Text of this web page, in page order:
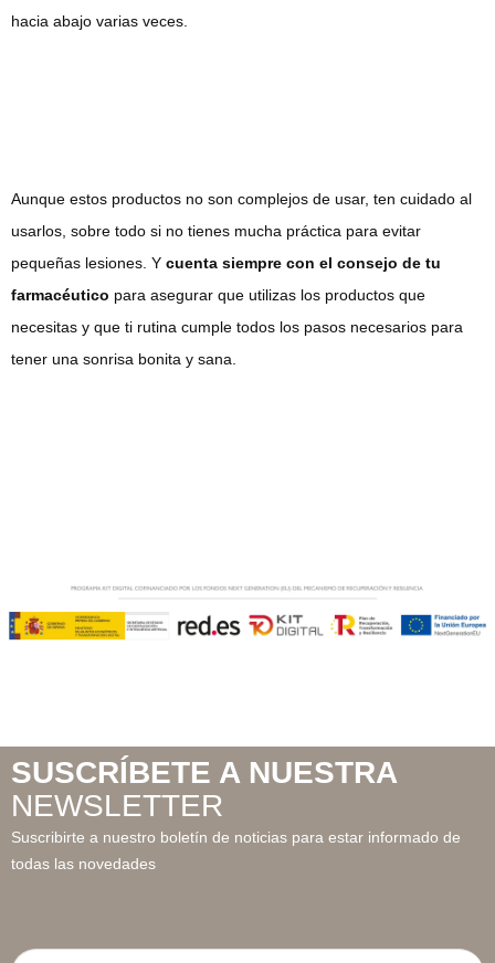
hacia abajo varias veces.
Aunque estos productos no son complejos de usar, ten cuidado al
usarlos, sobre todo si no tienes mucha práctica para evitar
pequeñas lesiones. Y cuenta siempre con el consejo de tu
farmacéutico para asegurar que utilizas los productos que
necesitas y que ti rutina cumple todos los pasos necesarios para
tener una sonrisa bonita y sana.
SUSCRÍBETE A NUESTRA
NEWSLETTER
Suscribirte a nuestro boletín de noticias para estar informado de
todas las novedades